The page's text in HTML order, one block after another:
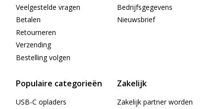
Veelgestelde vragen
Betalen
Retourneren
Verzending
Bestelling volgen
Bedrijfsgegevens
Nieuwsbrief
Populaire categorieën
USB-C opladers
Zakelijk
Zakelijk partner worden